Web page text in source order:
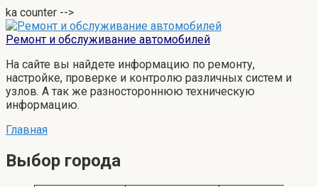
ka counter -->
Перейти
к
Ремонт и обслуживание автомобилей
На сайте вы найдете информацию по ремонту,
настройке, проверке и контролю различных систем и
узлов. А так же разностороннюю техническую
информацию.
Главная
Выбор города